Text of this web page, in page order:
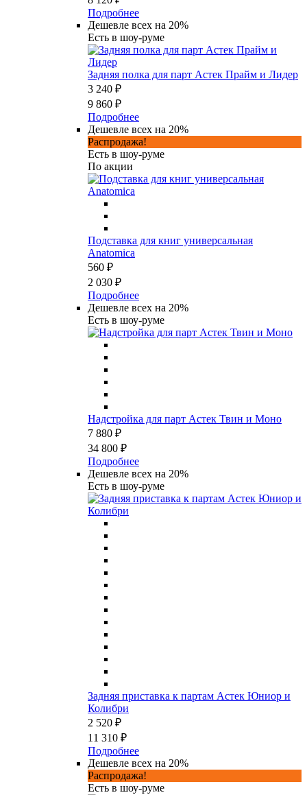
Подробнее
Дешевле всех на 20%
Есть в шоу-руме
Задняя полка для парт Астек Прайм и Лидер
3 240 ₽
9 860 ₽
Подробнее
Дешевле всех на 20%
Распродажа!
Есть в шоу-руме
По акции
Подставка для книг универсальная
Anatomica
560 ₽
2 030 ₽
Подробнее
Дешевле всех на 20%
Есть в шоу-руме
Надстройка для парт Астек Твин и Моно
7 880 ₽
34 800 ₽
Подробнее
Дешевле всех на 20%
Есть в шоу-руме
Задняя приставка к партам Астек Юниор и
Колибри
2 520 ₽
11 310 ₽
Подробнее
Дешевле всех на 20%
Распродажа!
Есть в шоу-руме